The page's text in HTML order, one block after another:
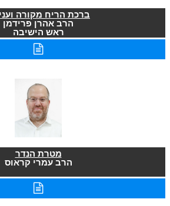
ברכת הריח מקורה
הרב אהרן פרידמן
ראש הישיבה
מטרת הנדר
הרב עמרי קראוס